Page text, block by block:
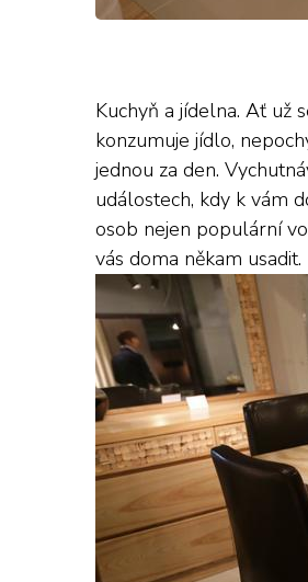
Kuchyň a jídelna. Ať už
konzumuje jídlo,
jednou za den.
událostech, kdy k vám
osob nejen populární
vás doma někam usadit.